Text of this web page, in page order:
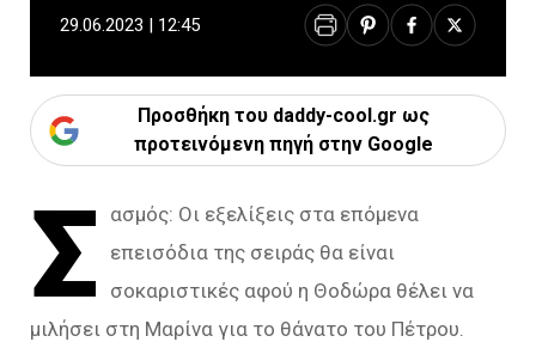
29.06.2023 | 12:45
Προσθήκη του daddy-cool.gr ως
προτεινόμενη πηγή στην Google
Σ
ασμός: Οι εξελίξεις στα επόμενα
επεισόδια της σειράς θα είναι
σοκαριστικές αφού η Θοδώρα θέλει να
μιλήσει στη Μαρίνα για το θάνατο του Πέτρου.